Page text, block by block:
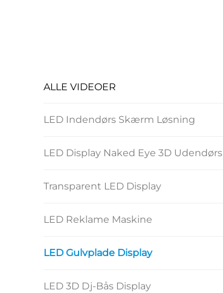
ALLE VIDEOER
LED Indendørs Skærm Løsning
LED Display Naked Eye 3D Udendørs
Transparent LED Display
LED Reklame Maskine
LED Gulvplade Display
LED 3D Dj-Bås Display